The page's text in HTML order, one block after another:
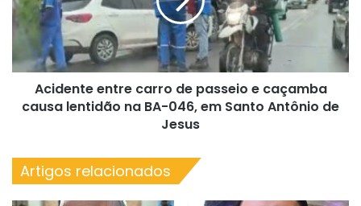
vítima
tentativa
de
assalto
passeio
caçamba
causa
lentidão
BA-
Santo
Antônio
de
Acidente entre carro de passeio e caçamba
causa lentidão na BA-046, em Santo Antônio de
Jesus
Artigos relacionados